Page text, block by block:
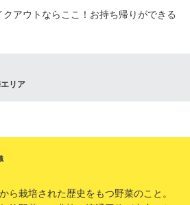
クアウトならここ！お持ち帰りができる
リア
ら栽培された歴史をもつ野菜のこと。